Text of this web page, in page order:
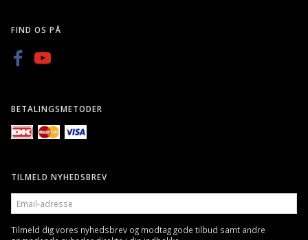
FIND OS PÅ
BETALINGSMETODER
TILMELD NYHEDSBREV
EMAIL-
ADRESSE
Tilmeld dig vores nyhedsbrev og modtag gode tilbud samt andre